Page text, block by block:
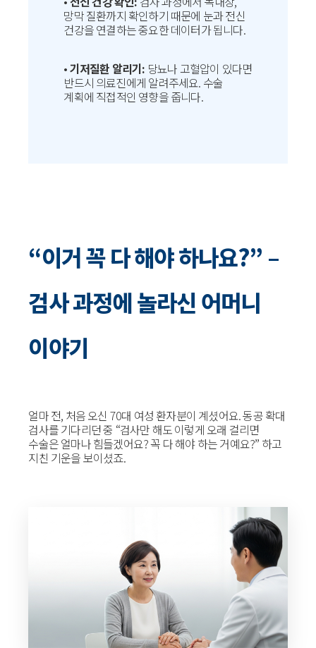
망막 질환까지 확인하기 때문에 눈과 전신
건강을 연결하는 중요한 데이터가 됩니다.
•기저질환 알리기: 당뇨나 고혈압이 있다면
반드시 의료진에게 알려주세요. 수술
계획에 직접적인 영향을 줍니다.
“이거 꼭 다 해야 하나요?” –
검사 과정에 놀라신 어머니
이야기
얼마 전, 처음 오신 70대 여성 환자분이 계셨어요. 동공 확대
검사를 기다리던 중 “검사만 해도 이렇게 오래 걸리면
수술은 얼마나 힘들겠어요? 꼭 다 해야 하는 거예요?” 하고
지친 기운을 보이셨죠.